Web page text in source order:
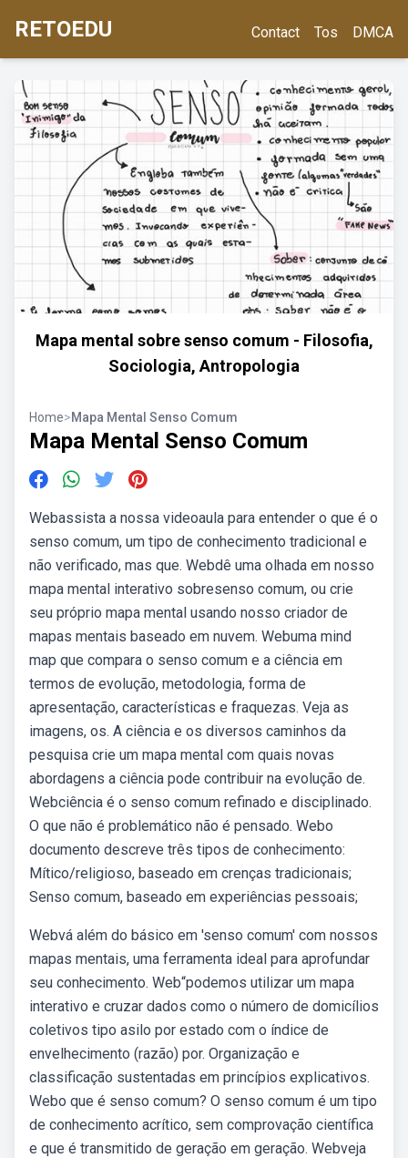
RETOEDU Contact Tos DMCA
Mapa mental sobre senso comum - Filosofia,
Sociologia, Antropologia
Home>Mapa Mental Senso Comum
Mapa Mental Senso Comum
Webassista a nossa videoaula para entender o que é o
senso comum, um tipo de conhecimento tradicional e
não verificado, mas que. Webdê uma olhada em nosso
mapa mental interativo sobresenso comum, ou crie
seu próprio mapa mental usando nosso criador de
mapas mentais baseado em nuvem. Webuma mind
map que compara o senso comum e a ciência em
termos de evolução, metodologia, forma de
apresentação, características e fraquezas. Veja as
imagens, os. A ciência e os diversos caminhos da
pesquisa crie um mapa mental com quais novas
abordagens a ciência pode contribuir na evolução de.
Webciência é o senso comum refinado e disciplinado.
O que não é problemático não é pensado. Webo
documento descreve três tipos de conhecimento:
Mítico/religioso, baseado em crenças tradicionais;
Senso comum, baseado em experiências pessoais;
Webvá além do básico em 'senso comum' com nossos
mapas mentais, uma ferramenta ideal para aprofundar
seu conhecimento. Web“podemos utilizar um mapa
interativo e cruzar dados como o número de domicílios
coletivos tipo asilo por estado com o índice de
envelhecimento (razão) por. Organização e
classificação sustentadas em princípios explicativos.
Webo que é senso comum? O senso comum é um tipo
de conhecimento acrítico, sem comprovação científica
e que é transmitido de geração em geração. Webveja